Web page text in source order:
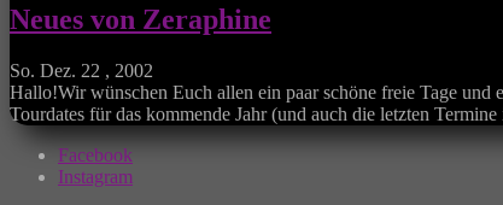
Neues von Zeraphine
So. Dez. 22 , 2002
Hallo!Wir wünschen Euch allen ein paar schöne freie Tage und
Tourdates für das kommende Jahr (und auch die letzten
Facebook
Instagram